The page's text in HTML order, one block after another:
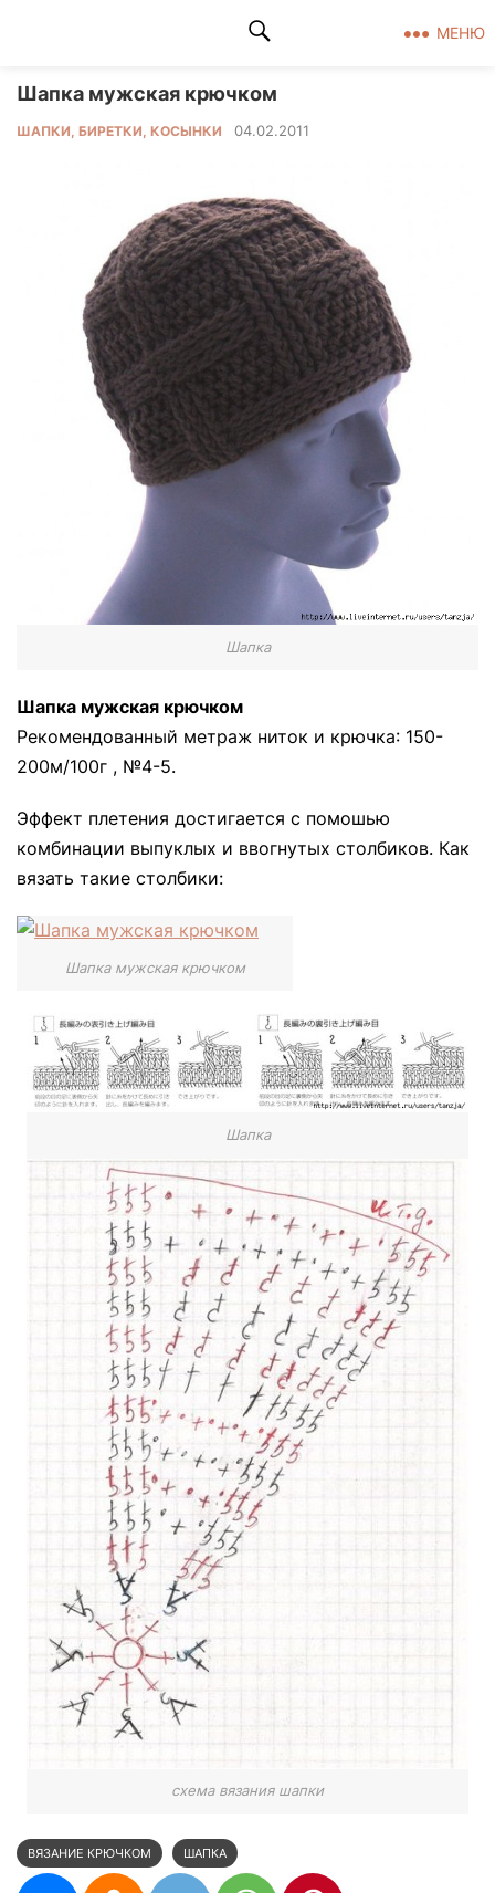
МЕНЮ
Шапка мужская крючком
ШАПКИ, БИРЕТКИ, КОСЫНКИ 04.02.2011
Шапка
Шапка мужская крючком
Рекомендованный метраж ниток и крючка: 150-
200м/100г , №4-5.
Эффект плетения достигается с помошью
комбинации выпуклых и ввогнутых столбиков. Как
вязать такие столбики:
Шапка мужская крючком
Шапка
схема вязания шапки
ВЯЗАНИЕ КРЮЧКОМ ШАПКА